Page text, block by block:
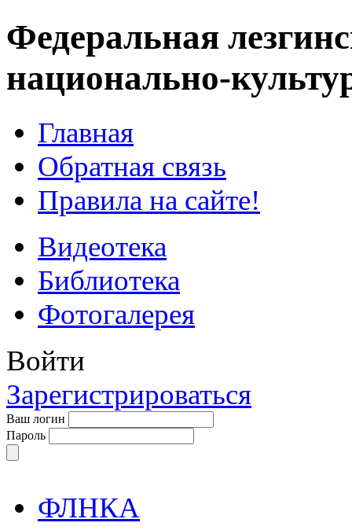
Федеральная
национально-
Главная
Обратная связь
Правила на сайте!
Видеотека
Библиотека
Фотогалерея
Войти
Зарегистрироваться
Ваш логин
Пароль
ФЛНКА